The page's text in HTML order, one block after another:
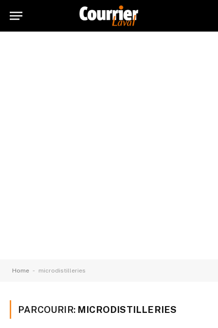
Home - microdistilleries
PARCOURIR: MICRODISTILLERIES